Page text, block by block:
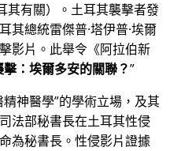
有關）。土耳其襲擊者發
其總統雷傑普·塔伊普·埃爾
影片。此舉令《阿拉伯新
：埃爾多安的關聯？
精神醫學 的學術立場，及其
法部秘書長在土耳其性侵
為秘書長。性侵影片證據